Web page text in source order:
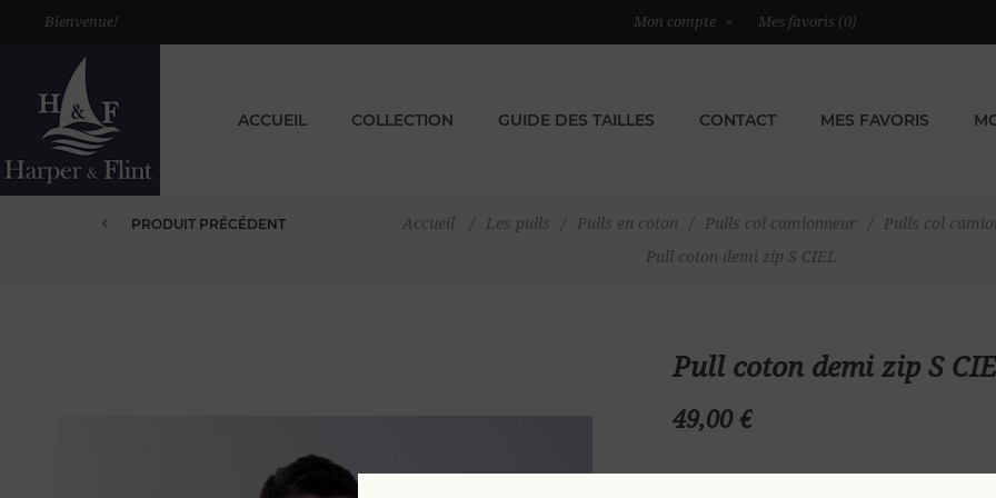
Bienvenue! Mon compte Mes favoris (0)
ACCUEIL COLLECTION GUIDE DES TAILLES CONTACT MES FAVORIS
Accueil / Les pulls / Pulls en coton / Pulls col camionneur / Pulls col
Pull coton demi zip S CIEL
PRODUIT PRÉCÉDENT
Pull coton demi zip S
49,00 €